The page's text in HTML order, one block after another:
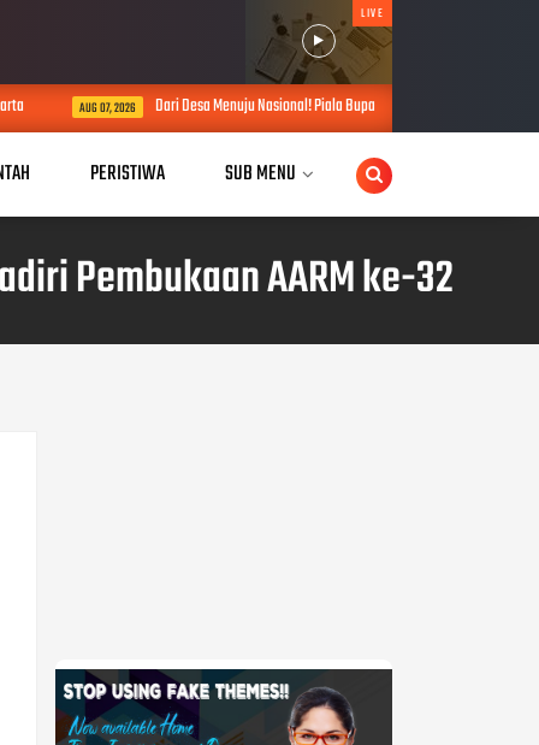
LIVE
AUG 07, 2026 Dari Desa Menuju Nasional! Piala Bupati & Kapolres Majalengka Cup 2026
PERISTIWA SUB MENU
Pembukaan AARM ke-32
POPULAR POSTS